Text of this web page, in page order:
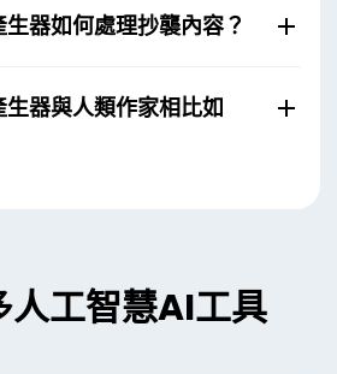
器如何處理抄襲內容？
器與人類作家相比如
人工智慧AI工具